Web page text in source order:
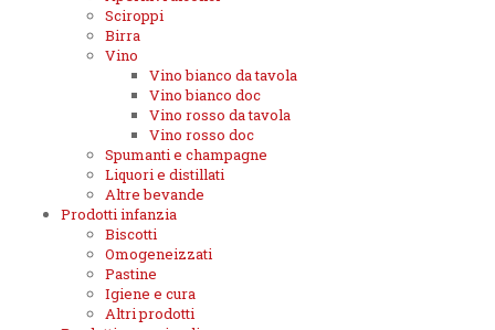
Sciroppi
Birra
Vino
Vino bianco da tavola
Vino bianco doc
Vino rosso da tavola
Vino rosso doc
Spumanti e champagne
Liquori e distillati
Altre bevande
Prodotti infanzia
Biscotti
Omogeneizzati
Pastine
Igiene e cura
Altri prodotti